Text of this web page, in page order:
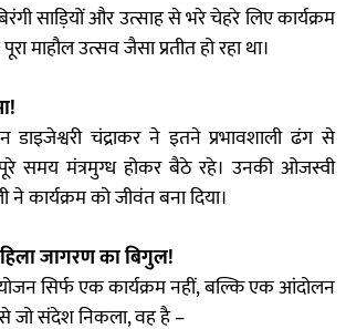
साड़ियों और उत्साह से भरे चेहरे लिए कार्यक्रम
माहौल उत्सव जैसा प्रतीत हो रहा था।
डाइजेश्वरी चंद्राकर ने इतने प्रभावशाली ढंग से
समय मंत्रमुग्ध होकर बैठे रहे। उनकी ओजस्वी
को जीवंत बना दिया।
जागरण का बिगुल!
सिर्फ एक कार्यक्रम नहीं, बल्कि एक आंदोलन
जो संदेश निकला, वह है –